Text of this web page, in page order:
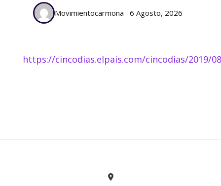
Movimientocarmona 6 Agosto, 2026
https://cincodias.elpais.com/cincodias/2019/